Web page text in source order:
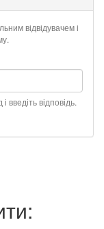
відвідувачем і
відповідь.